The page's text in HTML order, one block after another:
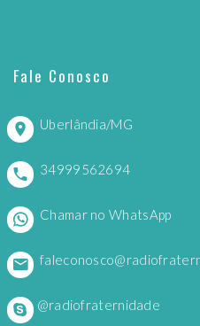
Fale Conosco
Uberlândia/MG
34999562694
Chamar no WhatsApp
@radiofraternidade